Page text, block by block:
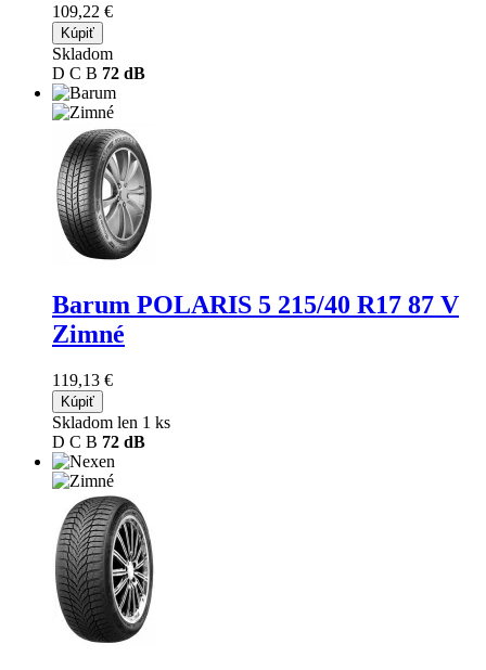
109,22 €
Kúpiť
Skladom
D C B 72 dB
Barum POLARIS 5 215/40 R17 87 V
Zimné
119,13 €
Kúpiť
Skladom len 1 ks
D C B 72 dB